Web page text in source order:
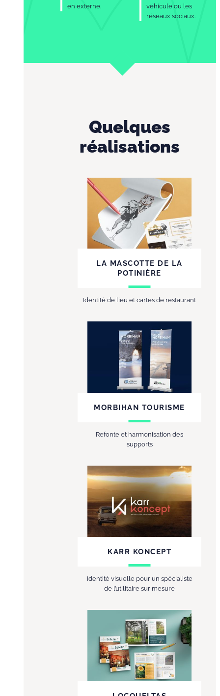
en externe.
véhicule ou les
réseaux sociaux.
Quelques
réalisations
LA MASCOTTE DE LA
POTINIÈRE
Identité de lieu et cartes de restaurant
MORBIHAN TOURISME
Refonte et harmonisation des
supports
KARR KONCEPT
Identité visuelle pour un spécialiste
de l’utilitaire sur mesure